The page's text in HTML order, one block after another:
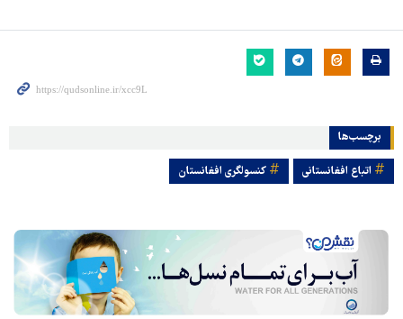
برچسب‌ها
اتباع افغانستانی کنسولگری افغانستان